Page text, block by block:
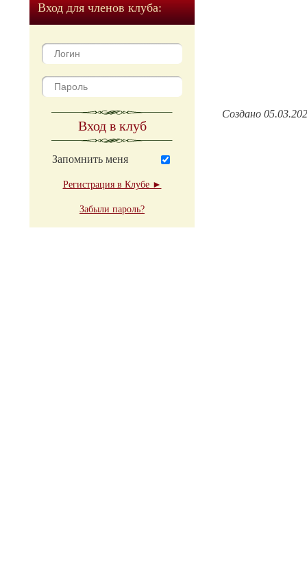
Вход для членов клуба:
Вход в клуб
Запомнить меня
Регистрация в Клубе ►
Забыли пароль?
Создано